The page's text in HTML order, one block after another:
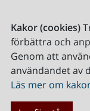
Kakor (cookies)
förbättra och
Genom att
användandet av
Läs mer om